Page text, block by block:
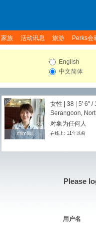
家族 活动讯息 旅游 Perks会
English
中文简体
mimiliu
mimiliu
女性 | 38 | 5' 6" /
Serangoon,
对象为任何人
在线上: 11年以前
Please
用户名